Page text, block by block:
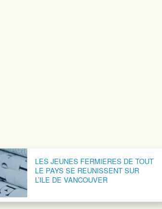
LES JEUNES FERMIERES DE TOUT
LE PAYS SE REUNISSENT SUR
L’ILE DE VANCOUVER